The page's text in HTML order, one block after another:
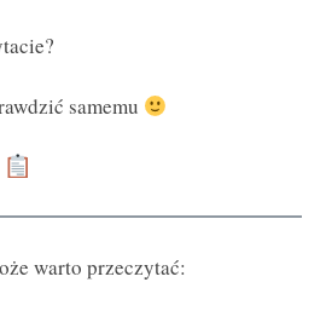
samemu
warto przeczytać: